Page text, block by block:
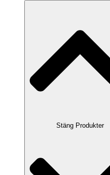
Stäng Produkter